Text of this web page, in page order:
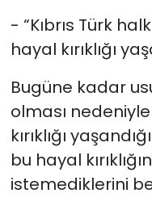
- “Kıbrıs Türk
hayal kırıklığı
Bugüne kadar
olması
kırıklığı
bu hayal
istemediklerini